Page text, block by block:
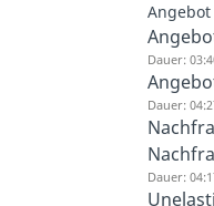
Dauer:
Dauer:
Dauer: